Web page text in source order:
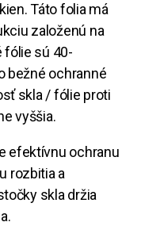
Táto folia má
založenú na
fólie sú 40-
bežné ochranné
skla / fólie proti
vyššia.
efektívnu ochranu
rozbitia a
skla držia